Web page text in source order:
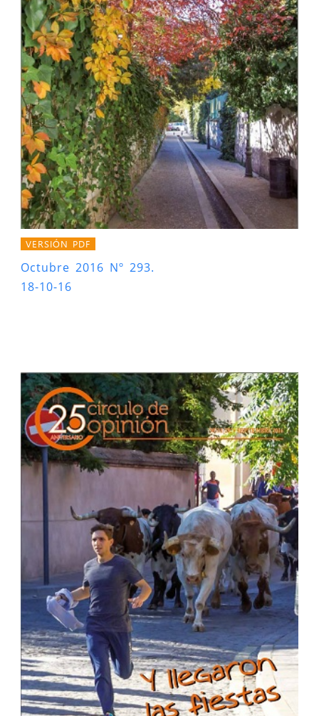
VERSIÓN PDF
Octubre 2016 Nº 293.
18-10-16